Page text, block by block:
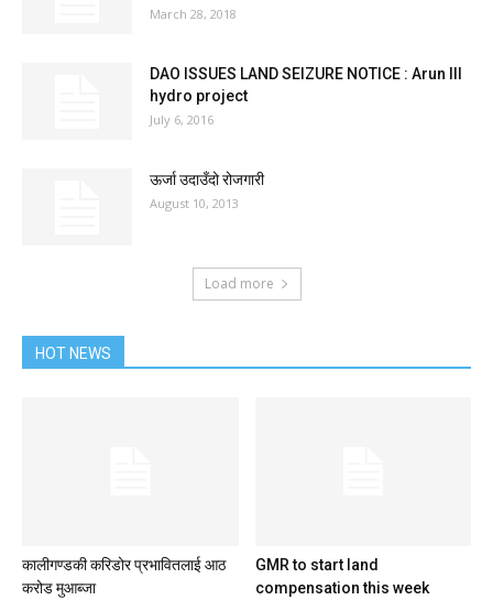
March 28, 2018
DAO ISSUES LAND SEIZURE NOTICE : Arun III
hydro project
July 6, 2016
ऊर्जा उदाउँदो रोजगारी
August 10, 2013
Load more
HOT NEWS
कालीगण्डकी करिडोर प्रभावितलाई आठ
करोड मुआब्जा
GMR to start land
compensation this week